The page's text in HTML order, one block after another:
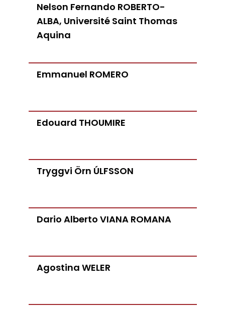
Nelson Fernando ROBERTO-
ALBA, Université Saint Thomas
Aquina
Emmanuel ROMERO
Edouard THOUMIRE
Tryggvi Örn ÚLFSSON
Dario Alberto VIANA ROMANA
Agostina WELER